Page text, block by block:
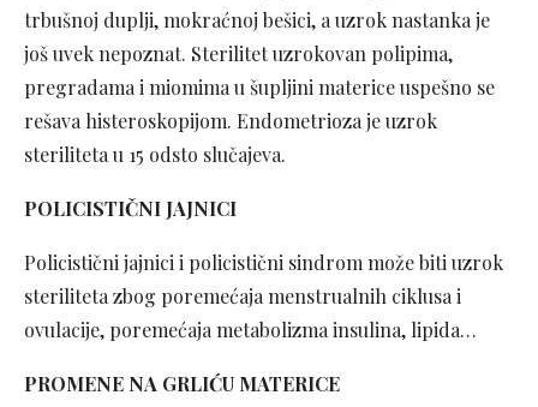
trbušnoj duplji, mokraćnoj bešici, a uzrok nastanka je
još uvek nepoznat. Sterilitet uzrokovan polipima,
pregradama i miomima u šupljini materice uspešno se
rešava histeroskopijom. Endometrioza je uzrok
steriliteta u 15 odsto slučajeva.
POLICISTIČNI JAJNICI
Policistični jajnici i policistični sindrom može biti uzrok
steriliteta zbog poremećaja menstrualnih ciklusa i
ovulacije, poremećaja metabolizma insulina, lipida…
PROMENE NA GRLIĆU MATERICE